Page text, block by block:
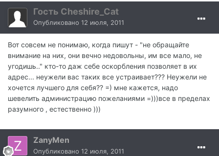
Гость Cheshire_Cat
Опубликовано 12 июля, 2011
Вот совсем не понимаю, когда пишут - "не обращайте
внимание на них, они вечно недовольны, им все мало, не
угодишь.." кто-то даж себе оскорбления позволяет в их
адрес... неужели вас таких все устраивает??? Неужели не
хочется лучшего для себя?? =) мне кажется, надо
шевелить администрацию пожеланиями =)))все в пределах
разумного , естественно )))
ZanyMen
Опубликовано 12 июля, 2011